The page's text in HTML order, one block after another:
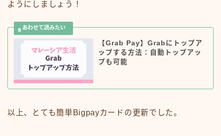
ようにしましょう！
【Grab Pay】Grabにトップア
ップする方法：自動トップアッ
プも可能
以上、とても簡単Bigpayカードの更新でした。